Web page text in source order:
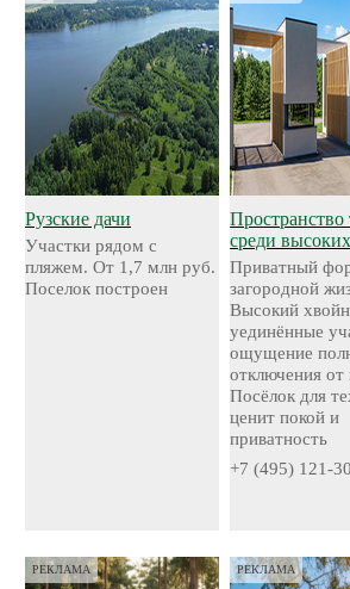
Рузские дачи
Участки рядом с
пляжем. От 1,7 млн руб.
Поселок построен
среди
Приватный
загородной
Высокий
уединённые
ощущение
отключения от
Посёлок для
ценит покой и
приватность
+7 (495) 121-
РЕКЛАМА РЕКЛАМА